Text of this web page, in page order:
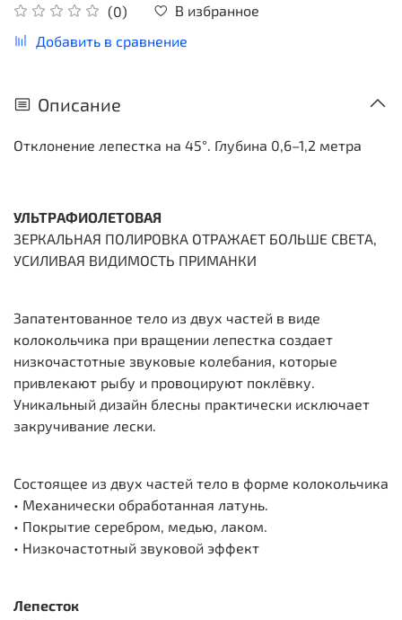
(0)
В избранное
Добавить в сравнение
Описание
Отклонение лепестка на 45°. Глубина 0,6–1,2 метра
УЛЬТРАФИОЛЕТОВАЯ
ЗЕРКАЛЬНАЯ ПОЛИРОВКА ОТРАЖАЕТ БОЛЬШЕ СВЕТА,
УСИЛИВАЯ ВИДИМОСТЬ ПРИМАНКИ
Запатентованное тело из двух частей в виде
колокольчика при вращении лепестка создает
низкочастотные звуковые колебания, которые
привлекают рыбу и провоцируют поклёвку.
Уникальный дизайн блесны практически исключает
закручивание лески.
Состоящее из двух частей тело в форме колокольчика
• Механически обработанная латунь.
• Покрытие серебром, медью, лаком.
• Низкочастотный звуковой эффект
Лепесток